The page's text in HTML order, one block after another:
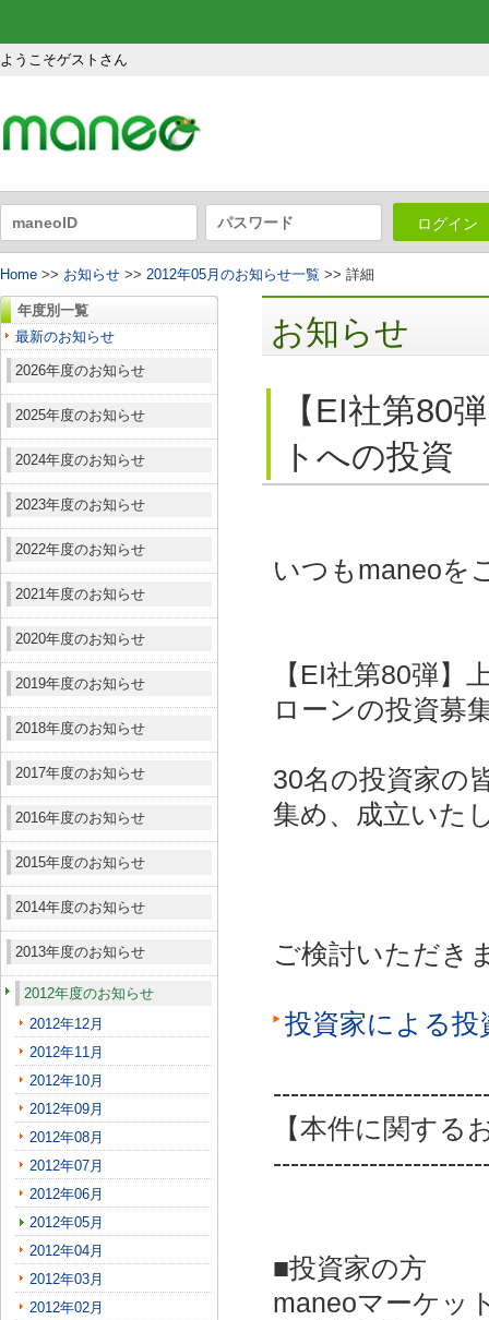
ようこそゲストさん
ログイン
Home >> お知らせ >> 2012年05月のお知らせ一覧 >> 詳細
年度別一覧
最新のお知らせ
2026年度のお知らせ
2025年度のお知らせ
2024年度のお知らせ
2023年度のお知らせ
2022年度のお知らせ
2021年度のお知らせ
2020年度のお知らせ
2019年度のお知らせ
2018年度のお知らせ
2017年度のお知らせ
2016年度のお知らせ
2015年度のお知らせ
2014年度のお知らせ
2013年度のお知らせ
2012年度のお知らせ
2012年12月
2012年11月
2012年10月
2012年09月
2012年08月
2012年07月
2012年06月
2012年05月
2012年04月
2012年03月
2012年02月
お知らせ
【EI社第80
トへの投資
いつもmaneoを
【EI社第80弾
ローンの投資募
30名の投資家の
集め、成立いた
ご検討いただき
投資家による
【本件に関する
■投資家の方
maneoマーケッ